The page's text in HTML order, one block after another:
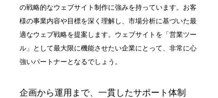
の戦略的なウェブサイト制作に強みを持っています。お客
様の事業内容や目標を深く理解し、市場分析に基づいた最
適なウェブ戦略を提案します。ウェブサイトを「営業ツー
ル」として最大限に機能させたい企業にとって、非常に心
強いパートナーとなるでしょう。
企画から運用まで、一貫したサポート体制